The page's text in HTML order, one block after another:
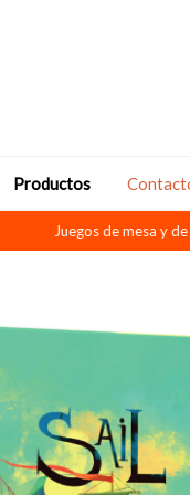
Productos
Juegos de mesa y de rol 3